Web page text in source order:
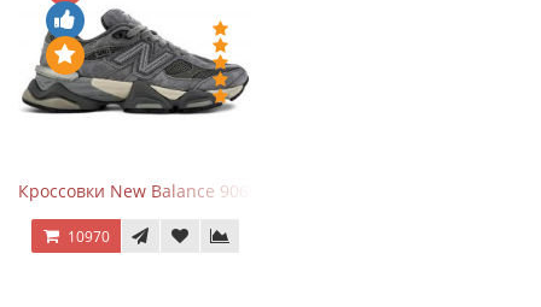
Кроссовки New Balance 9060 x Joe Freshgoods Dark Grey
10970